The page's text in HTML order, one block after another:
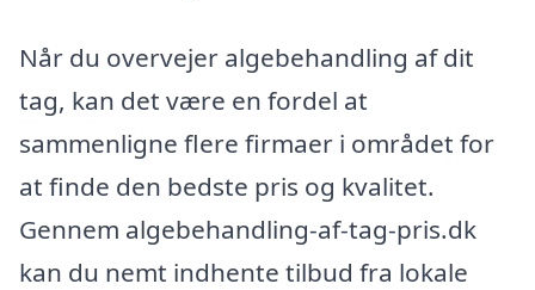
Når du overvejer algebehandling af dit
tag, kan det være en fordel at
sammenligne flere firmaer i området for
at finde den bedste pris og kvalitet.
Gennem algebehandling-af-tag-pris.dk
kan du nemt indhente tilbud fra lokale